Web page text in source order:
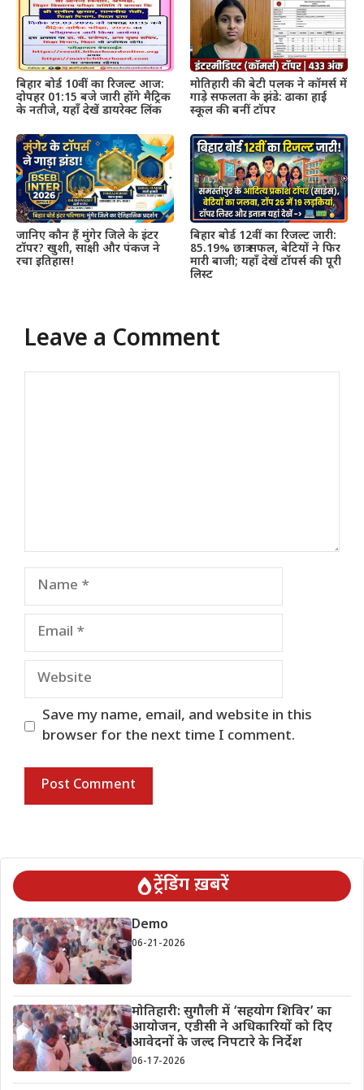
बिहार बोर्ड 10वीं का रिजल्ट आज:
दोपहर 01:15 बजे जारी होंगे मैट्रिक
के नतीजे, यहाँ देखें डायरेक्ट लिंक
मोतिहारी की बेटी पलक ने कॉमर्स में
गाड़े सफलता के झंडे: ढाका हाई
स्कूल की बनीं टॉपर
जानिए कौन हैं मुंगेर जिले के इंटर
टॉपर? खुशी, साक्षी और पंकज ने
रचा इतिहास!
बिहार बोर्ड 12वीं का रिजल्ट जारी:
85.19% छात्र सफल, बेटियों ने फिर
मारी बाजी; यहाँ देखें टॉपर्स की पूरी
लिस्ट
Leave a Comment
Name
Email
Website
Save my name, email, and website in this
browser for the next time I comment.
ट्रेंडिंग ख़बरें
Demo
06-21-2026
मोतिहारी: सुगौली में ‘सहयोग शिविर’ का
आयोजन, एडीसी ने अधिकारियों को दिए
आवेदनों के जल्द निपटारे के निर्देश
06-17-2026